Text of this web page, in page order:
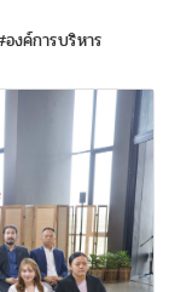
งค์การบริหาร